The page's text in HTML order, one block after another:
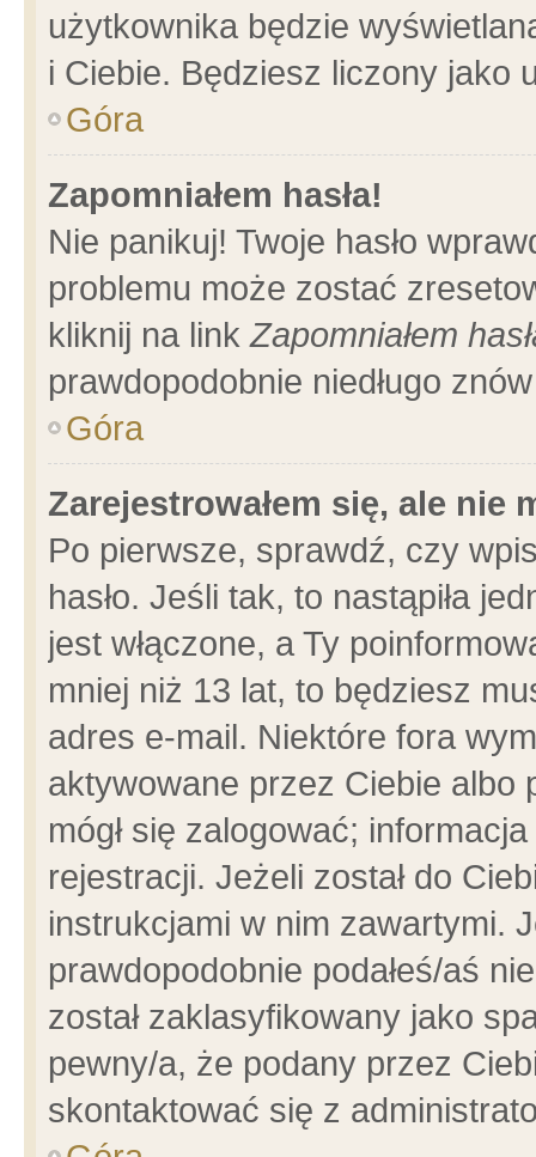
użytkownika będzie
i Ciebie. Będziesz liczony jako
Góra
Zapomniałem hasła!
Nie panikuj! Twoje hasło
problemu może zostać
kliknij na linkZapomniałem
prawdopodobnie niedługo
Góra
Zarejestrowałem się, ale nie
Po pierwsze, sprawdź, czy
hasło. Jeśli tak, to nastąpiła
jest włączone, a Ty
mniej niż 13 lat, to będziesz
adres e-mail. Niektóre fora
aktywowane przez Ciebie albo
mógł się zalogować;
rejestracji. Jeżeli został do
instrukcjami w nim zawartymi.
prawdopodobnie podałeś/aś
został zaklasyfikowany jako
pewny/a, że podany przez
skontaktować się z